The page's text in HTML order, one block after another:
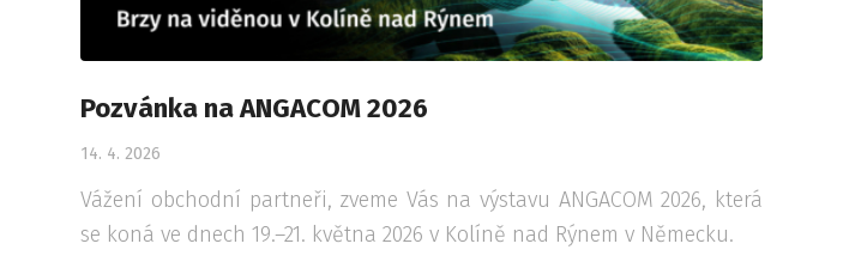
Pozvánka na ANGACOM 2026
14. 4. 2026
Vážení obchodní partneři, zveme Vás na výstavu ANGACOM 2026, která
se koná ve dnech 19.–21. května 2026 v Kolíně nad Rýnem v Německu.